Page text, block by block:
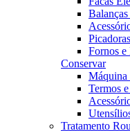
Fornos
Conservar
Máquina
Termos
Tratamento